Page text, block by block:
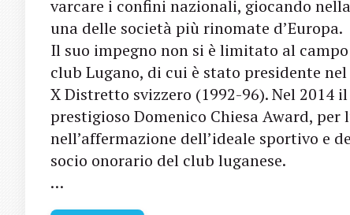
varcare i confini nazionali, giocando
una delle società più rinomate d’Europa.
Il suo impegno non si è limitato al
club Lugano, di cui è stato presidente
X Distretto svizzero (1992-96). Nel
prestigioso Domenico Chiesa Award,
nell’affermazione dell’ideale sportivo e
socio onorario del club luganese.
…